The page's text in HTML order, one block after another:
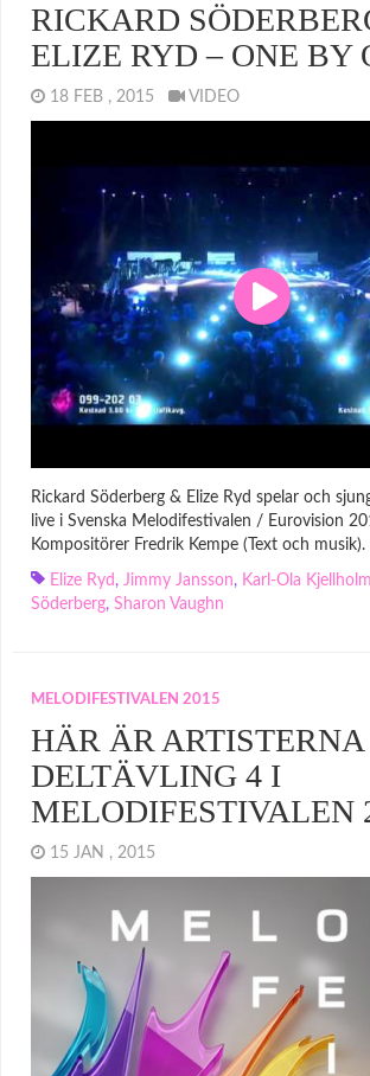
RICKARD
ELIZE RYD – ONE BY
18 FEB , 2015 VIDEO
Rickard Söderberg & Elize Ryd spelar och
live i Svenska Melodifestivalen / Eurovision
Kompositörer Fredrik Kempe (Text och musik).
Elize Ryd , Jimmy Jansson, Karl-Ola Kjellholm
Söderberg, Sharon Vaughn
MELODIFESTIVALEN 2015
HÄR ÄR
DELTÄVLING 4 I
MELODIFESTIVALEN
15 JAN , 2015